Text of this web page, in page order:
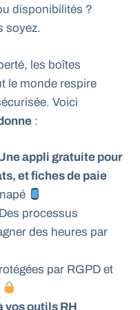
disponibilités ?
soyez.
les boîtes
le monde respire
Voici
:
appli gratuite pour
et fiches de paie
processus
des heures par
par RGPD et
vos outils RH